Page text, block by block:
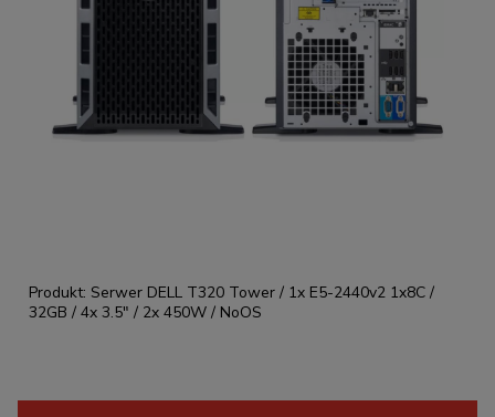
Produkt: Serwer DELL T320 Tower / 1x E5-2440v2 1x8C /
32GB / 4x 3.5" / 2x 450W / NoOS